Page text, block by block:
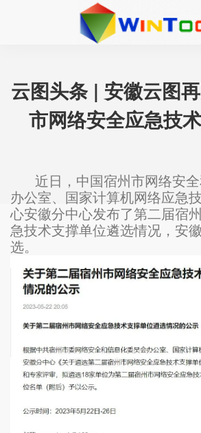
走进云图
新闻中心
安全动态
联系我们
云图头条 | 安徽云图
市网络安全应急技
近日，中国宿州市网络安
办公室、国家计算机网络应急
心安徽分中心发布了第二届宿
急技术支撑单位遴选情况，安
选。